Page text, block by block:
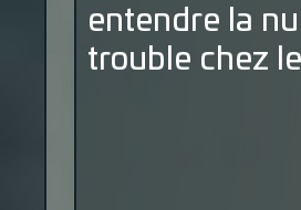
entendre la
trouble chez